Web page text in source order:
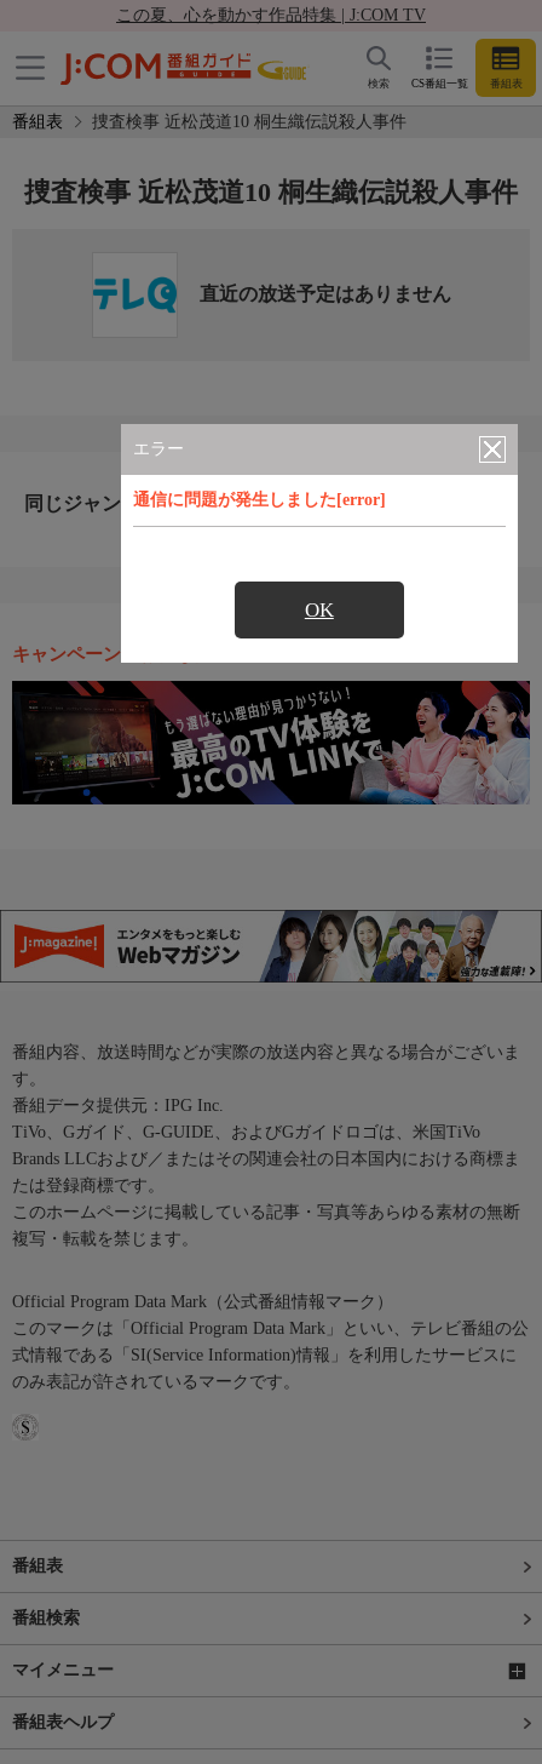
この夏、心を動かす作品特集 | J:COM TV
CS番組一覧 番組表
検索
番組表 捜査検事 近松茂道10 桐生織伝説殺人事件
エラー
通信に問題が発生しました[error]
OK
捜査検事 近松茂道10 桐生織伝説殺人事件
直近の放送予定はありません
同じジャンルのおすすめ番組
キャンペーン・お得な情報
番組内容、放送時間などが実際の放送内容と異なる場合がございま
す。
番組データ提供元：IPG Inc.
TiVo、Gガイド、G-GUIDE、およびGガイドロゴは、米国TiVo
Brands LLCおよび／またはその関連会社の日本国内における商標ま
たは登録商標です。
このホームページに掲載している記事・写真等あらゆる素材の無断
複写・転載を禁じます。
Official Program Data Mark（公式番組情報マーク）
このマークは「Official Program Data Mark」といい、テレビ番組の公
式情報である「SI(Service Information)情報」を利用したサービスに
のみ表記が許されているマークです。
番組表
番組検索
マイメニュー
番組表ヘルプ